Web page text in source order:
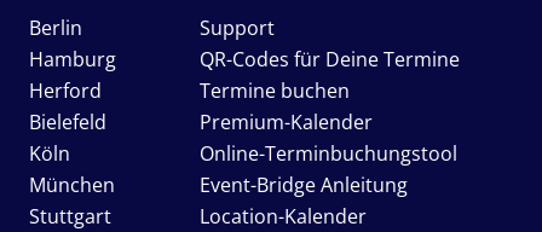
Berlin
Hamburg
Herford
Bielefeld
Köln
München
Stuttgart
Support
QR-Codes für Deine Termine
Termine buchen
Premium-Kalender
Online-Terminbuchungstool
Event-Bridge Anleitung
Location-Kalender